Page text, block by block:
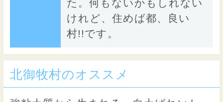
た。何もないかもしれない
けれど、住めば都、良い
村!!です。
北御牧村のオススメ